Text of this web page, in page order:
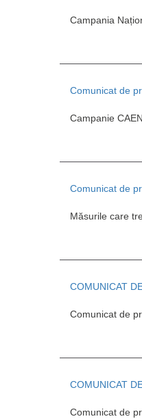
Campania
Comunicat de
Campanie
Comunicat de
Măsurile care
COMUNICAT
Comunicat de
COMUNICAT
Comunicat de